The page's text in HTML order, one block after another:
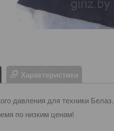
Характеристики
давления для техники Белаз.
по низким ценам!